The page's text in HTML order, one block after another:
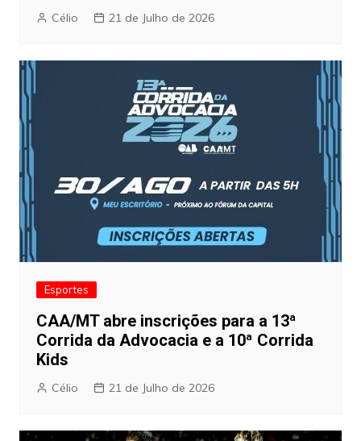
Célio 21 de Julho de 2026
Esportes
CAA/MT abre inscrições para a 13ª
Corrida da Advocacia e a 10ª Corrida
Kids
Célio 21 de Julho de 2026